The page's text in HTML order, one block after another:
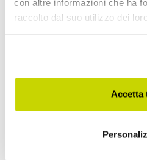
con altre informazioni che ha
raccolto dal suo utilizzo dei
Accetta
H 74 Ovale in Rovere Tinto
Nero Made in Italy - Scarlet